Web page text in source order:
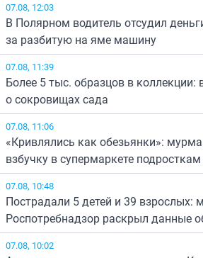
07.08, 12:03
В Полярном водитель отсудил
за разбитую на яме машину
07.08, 11:39
Более 5 тыс. образцов в
о сокровищах сада
07.08, 11:06
«Кривлялись как обезьянки»:
взбучку в супермаркете
07.08, 10:48
Пострадали 5 детей и 39 взрослых:
Роспотребнадзор раскрыл данные
07.08, 10:02